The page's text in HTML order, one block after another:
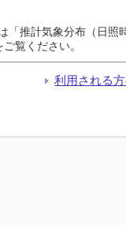
/// ///
/// ///
/// ///
/// ///
/// ///
/// ///
/// ///
/// ///
/// ///
/// ///
/// ///
/// ///
/// ///
/// ///
/// ///
/// ///
「推計気象分布（日
ご覧ください。
利用される